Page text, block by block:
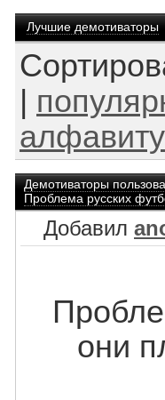
Лучшие демотиваторы
алфавиту
Демотиваторы
Проблема русских
Добавил
они